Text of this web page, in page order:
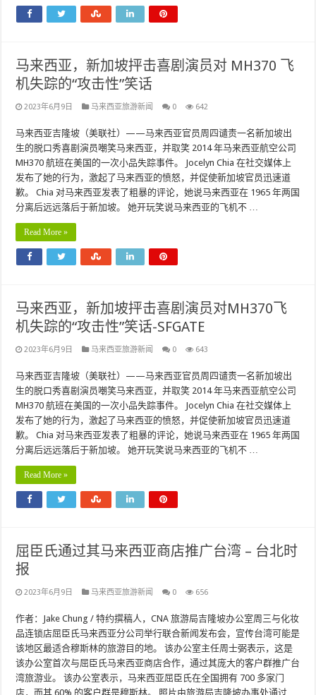
马来西亚，新加坡抨击喜剧演员对 MH370 飞
机失踪的“攻击性”笑话
2023年6月9日 马来西亚旅游新闻 0 642
马来西亚吉隆坡（美联社）——马来西亚官员周四谴责一名新加坡出
生的脱口秀喜剧演员嘲笑马来西亚，并取笑 2014 年马来西亚航空公司
MH370 航班在美国的一次小品失踪事件。 Jocelyn Chia 在社交媒体上
发布了她的行为，激起了马来西亚的愤怒，并促使新加坡官员迅速道
歉。 Chia 对马来西亚发表了粗暴的评论，她说马来西亚在 1965 年两国
分离后远远落后于新加坡。 她开玩笑说马来西亚的飞机不 …
Read More »
马来西亚，新加坡抨击喜剧演员对MH370飞
机失踪的“攻击性”笑话-SFGATE
2023年6月9日 马来西亚旅游新闻 0 643
马来西亚吉隆坡（美联社）——马来西亚官员周四谴责一名新加坡出
生的脱口秀喜剧演员嘲笑马来西亚，并取笑 2014 年马来西亚航空公司
MH370 航班在美国的一次小品失踪事件。 Jocelyn Chia 在社交媒体上
发布了她的行为，激起了马来西亚的愤怒，并促使新加坡官员迅速道
歉。 Chia 对马来西亚发表了粗暴的评论，她说马来西亚在 1965 年两国
分离后远远落后于新加坡。 她开玩笑说马来西亚的飞机不 …
Read More »
屈臣氏通过其马来西亚商店推广台湾 – 台北时
报
2023年6月9日 马来西亚旅游新闻 0 656
作者：Jake Chung / 特约撰稿人，CNA 旅游局吉隆坡办公室周三与化妆
品连锁店屈臣氏马来西亚分公司举行联合新闻发布会，宣传台湾可能是
该地区最适合穆斯林的旅游目的地。 该办公室主任周士弼表示，这是
该办公室首次与屈臣氏马来西亚商店合作，通过其庞大的客户群推广台
湾旅游业。 该办公室表示，马来西亚屈臣氏在全国拥有 700 多家门
店，而其 60% 的客户群是穆斯林。 照片由旅游局吉隆坡办事处通过 …